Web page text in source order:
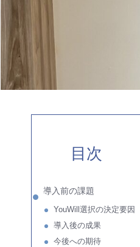
目次
導入前の課題
YouWill選択の決定要因
導入後の成果
今後への期待